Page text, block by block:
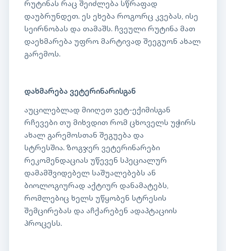
რუტინას რაც შეიძლება სწრაფად
დაუბრუნდეთ. ეს ეხება როგორც კვებას, ისე
სეირნობას და თამაშს. ჩვეული რუტინა მათ
დაეხმარება უფრო მარტივად შეეგუონ ახალ
გარემოს.
დახმარება ვეტერინარისგან
აუცილებლად მიიღეთ ვეტ-ექიმისგან
რჩევები თუ მიხვდით რომ ცხოველს უჭირს
ახალ გარემოსთან შეგუება და
სტრესშია. ზოგჯერ ვეტერინარები
რეკომენდაციას უწევენ სპეციალურ
დამამშვიდებელ საშუალებებს ან
ბიოლოგიურად აქტიურ დანამატებს,
რომლებიც ხელს უწყობენ სტრესის
შემცირებას და აჩქარებენ ადაპტაციის
პროცესს.